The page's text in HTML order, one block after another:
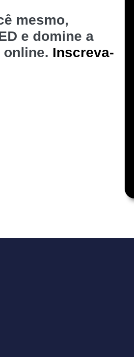
mesmo,
e domine a
Inscreva-